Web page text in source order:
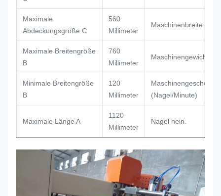
Maximale
Abdeckungsgröße C
560
Millimeter
Maschinenbreite
Maximale Breitengröße
B
760
Millimeter
Maschinengewicht (T)
Minimale Breitengröße
B
120
Millimeter
(Nagel/Minute)
Maximale Länge A
1120
Millimeter
Nagel nein.